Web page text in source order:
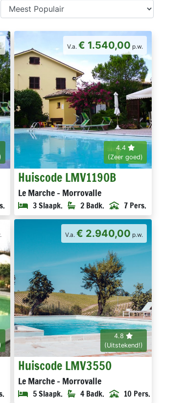
V.a. € 1.540,00 p.w.
4.4
(Zeer goed)
Huiscode LMV1190B
Le Marche - Morrovalle
3 Slaapk. 2 Badk. 7 Pers.
V.a. € 2.940,00 p.w.
4.8
(Uitstekend!)
Huiscode LMV3550
Le Marche - Morrovalle
5 Slaapk. 4 Badk. 10 Pers.